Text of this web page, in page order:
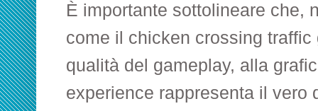
È importante sottolineare che,
come il chicken crossing traffic
qualità del gameplay, alla
experience rappresenta il vero